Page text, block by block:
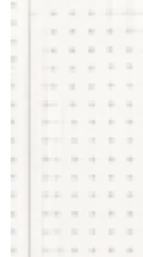
お
メ